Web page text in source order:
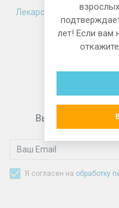
Лекарства в Ижевске
Выгодные
Я согласен на обработку
лет! Если вам